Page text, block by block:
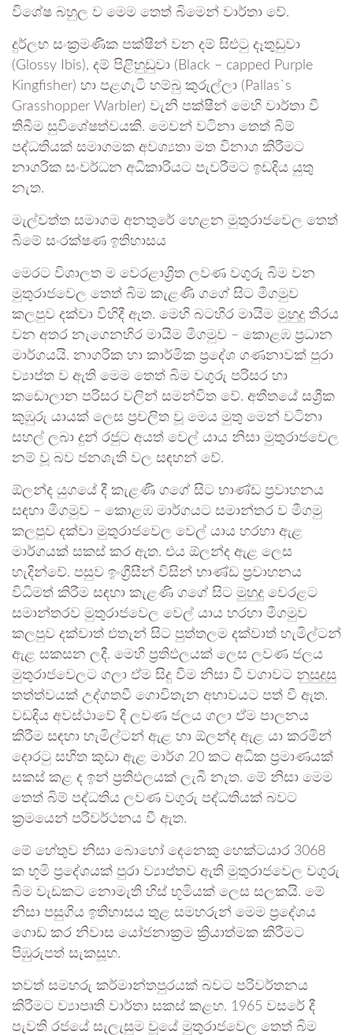
විශේෂ බහුල ව මෙම තෙත් බිමෙන් වාර්තා වේ.
දුර්ලභ සංක්‍රමණික පක්ෂීන් වන දම් සිළුටු දෑතුඩුවා
(Glossy Ibis), දම් පිළිහුඩුවා (Black – capped Purple
Kingfisher) හා පළගැටි හම්බු කුරුල්ලා (Pallas`s
Grasshopper Warbler) වැනි පක්ෂීන් මෙහි වාර්තා වී
තිබීම සුවිශේෂත්වයකි. මෙවන් වටිනා තෙත් බිම්
පද්ධතියක් සමාගමක අවශ්‍යතා මත විනාශ කිරීමට
නාගරික සංවර්ධන අධිකාරියට පැවරීමට ඉඩදිය යුතු
නැත.
මැල්වත්ත සමාගම අනතුරේ හෙළන මුතුරාජවෙල තෙත්
බිමේ සංරක්ෂණ ඉතිහාසය
මෙරට විශාලත ම වෙරළාශ්‍රිත ලවණ වගුරු බිම වන
මුතුරාජවෙල තෙත් බිම කැළණි ගගේ සිට මීගමුව
කලපුව දක්වා විහිදී ඇත. මෙහි බටහිර මායිම මුහුදු තීරය
වන අතර නැගෙනහිර මායිම මීගමුව – කොළඹ ප්‍රධාන
මාර්ගයයි. නාගරික හා කාර්මික ප්‍රදේශ ගණනාවක් පුරා
ව්‍යාප්ත ව ඇති මෙම තෙත් බිම වගුරු පරිසර හා
කඩොලාන පරිසර වලින් සමන්විත වේ. අතීතයේ සශ්‍රීක
කුඹුරු යායක් ලෙස ප්‍රචලිත වූ මෙය මුතු මෙන් වටිනා
සහල් ලබා දුන් රජුට අයත් වෙල් යාය නිසා මුතුරාජවෙල
නම් වූ බව ජනශැති වල සඳහන් වේ.
ඕලන්ද යුගයේ දී කැළණි ගගේ සිට භාණ්ඩ ප්‍රවාහනය
සඳහා මීගමුව – කොළඹ මාර්ගයට සමාන්තර ව මීගමු
කලපුව දක්වා මුතුරාජවෙල වෙල් යාය හරහා ඇළ
මාර්ගයක් සකස් කර ඇත. එය ඕලන්ද ඇළ ලෙස
හැදින්වේ. පසුව ඉංග්‍රීසීන් විසින් භාණ්ඩ ප්‍රවාහනය
විධිමත් කිරීම සඳහා කැළණි ගගේ සිට මුහුදු වෙරළට
සමාන්තරව මුතුරාජවෙල වෙල් යාය හරහා මීගමුව
කලපුව දක්වාත් එතැන් සිට පුත්තලම දක්වාත් හැමිල්ටන්
ඇළ සකසන ලදී. මෙහි ප්‍රතිඵලයක් ලෙස ලවණ ජලය
මුතුරාජවෙලට ගලා ඒම සිදු වීම නිසා වී වගාවට නුසුදුසු
තත්ත්වයක් උද්ගතවී ගොවිතැන අභාවයට පත් වී ඇත.
වඩදිය අවස්ථාවේ දී ලවණ ජලය ගලා ඒම පාලනය
කිරීම සඳහා හැමිල්ටන් ඇළ හා ඕලන්ද ඇළ යා කරමින්
දොරටු සහිත කුඩා ඇළ මාර්ග 20 කට අධික ප්‍රමාණයක්
සකස් කළ ද ඉන් ප්‍රතිඵලයක් ලැබී නැත. මේ නිසා මෙම
තෙත් බිම් පද්ධතිය ලවණ වගුරු පද්ධතියක් බවට
ක්‍රමයෙන් පරිවර්ථනය වී ඇත.
මේ හේතුව නිසා බොහෝ දෙනෙකු හෙක්ටයාර 3068
ක භූමි ප්‍රදේශයක් පුරා ව්‍යාප්තව ඇති මුතුරාජවෙල වගුරු
බිම වැඩකට නොමැති හිස් භූමියක් ලෙස සලකයි. මේ
නිසා පසුගිය ඉතිහාසය තුළ සමහරුන් මෙම ප්‍රදේශය
ගොඩ කර නිවාස යෝජනාක්‍රම ක්‍රියාත්මක කිරීමට
පිඹුරුපත් සැකසූහ.
තවත් සමහරු කර්මාන්තපුරයක් බවට පරිවර්තනය
කිරීමට ව්‍යාපෘති වාර්තා සකස් කළහ. 1965 වසරේ දී
පැවති රජයේ සැලැසුම වූයේ මුතුරාජවෙල තෙත් බිම